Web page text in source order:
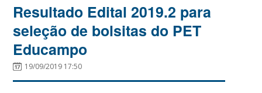
Resultado Edital 2019.2 para
seleção de bolsitas do PET
Educampo
19/09/2019 17:50